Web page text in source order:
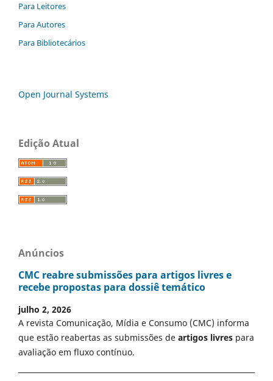
Para Leitores
Para Autores
Para Bibliotecários
Open Journal Systems
Edição Atual
Anúncios
CMC reabre submissões para artigos livres e
recebe propostas para dossiê temático
julho 2, 2026
A revista Comunicação, Mídia e Consumo (CMC) informa
que estão reabertas as submissões de artigos livres para
avaliação em fluxo contínuo.